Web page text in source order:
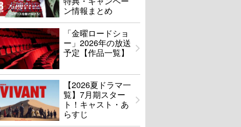
ン情報まとめ
「金曜ロードショ
ー」2026年の放送
予定【作品一覧】
【2026夏ドラマ一
覧】7月期スター
ト！キャスト・あ
らすじ